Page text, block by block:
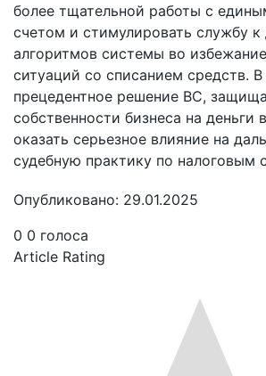
более тщательной работы с
счетом и стимулировать службу к
алгоритмов системы во
ситуаций со списанием средств.
прецедентное решение ВС,
собственности бизнеса на
оказать серьезное влияние на
судебную практику по налоговым
Опубликовано: 29.01.2025
0 0 голоса
Article Rating